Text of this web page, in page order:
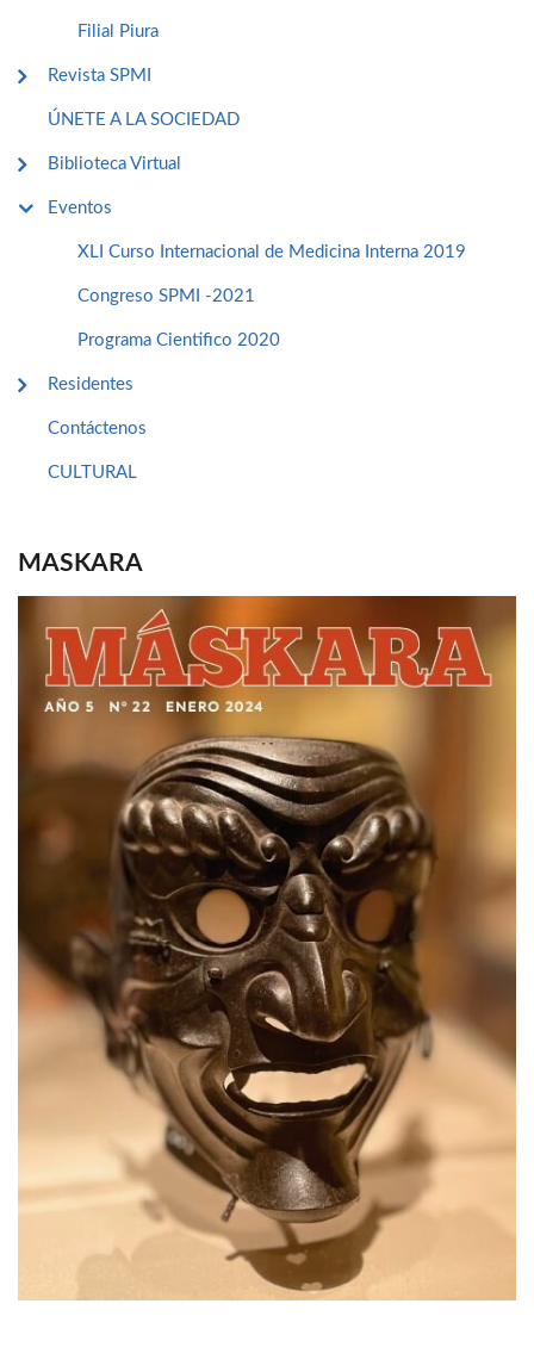
Filial Piura
Revista SPMI
ÚNETE A LA SOCIEDAD
Biblioteca Virtual
Eventos
XLI Curso Internacional de Medicina Interna 2019
Congreso SPMI -2021
Programa Cientifico 2020
Residentes
Contáctenos
CULTURAL
MASKARA